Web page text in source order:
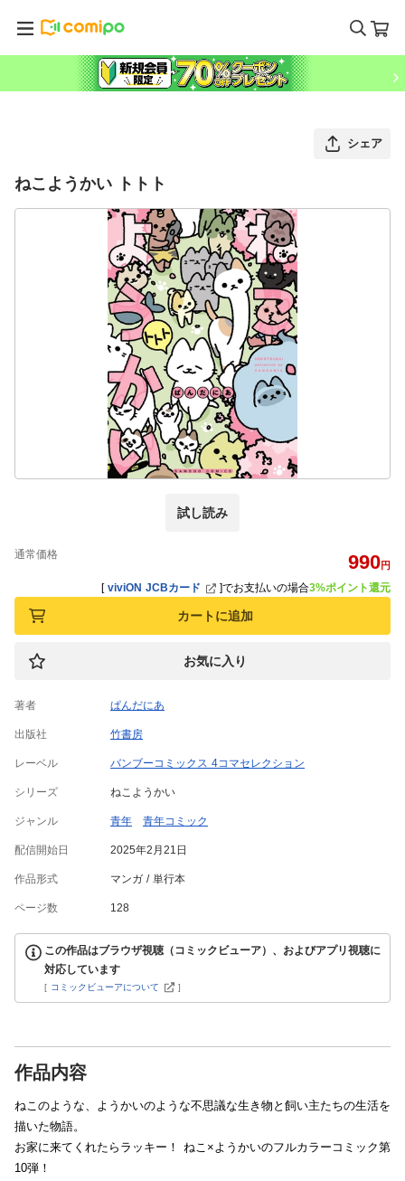
シェア
ねこようかい トトト
試し読み
通常価格 990円
[ viviON JCBカード ]でお支払いの場合3%ポイント還元
カートに追加
お気に入り
著者 ぱんだにあ
出版社 竹書房
レーベル バンブーコミックス 4コマセレクション
シリーズ ねこようかい
ジャンル 青年 青年コミック
配信開始日 2025年2月21日
作品形式 マンガ 単行本
ページ数 128
この作品はブラウザ視聴（コミックビューア）、およびアプリ視聴に
対応しています
[ コミックビューアについて ]
作品内容
ねこのような、ようかいのような不思議な生き物と飼い主たちの生活を
描いた物語。
お家に来てくれたらラッキー！ ねこ×ようかいのフルカラーコミック第
10弾！